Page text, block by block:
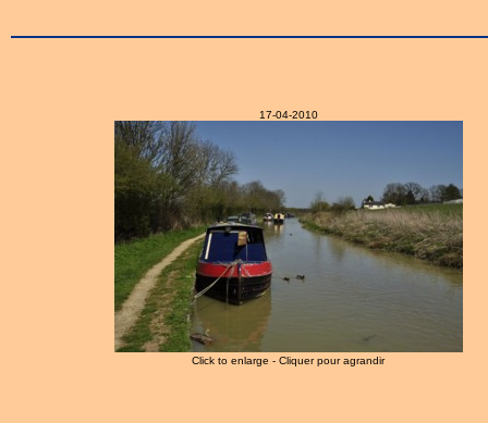
17-04-2010
Click to enlarge - Cliquer pour agrandir